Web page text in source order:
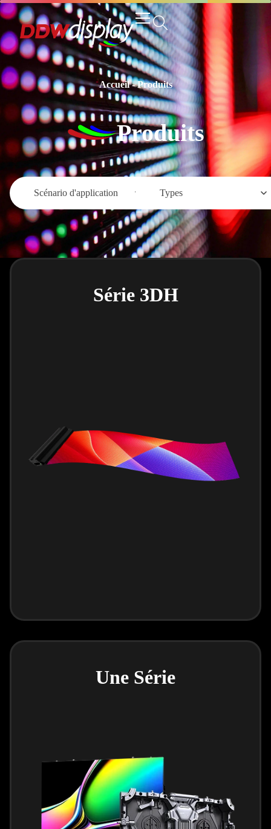
Accueil-Produits
Produits
Scénario d'application Types
Série 3DH
Une Série